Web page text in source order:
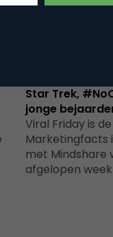
Viral Friday
Star Trek,
jonge
Viral Friday is
Marketingfacts
met Mindshare
afgelopen